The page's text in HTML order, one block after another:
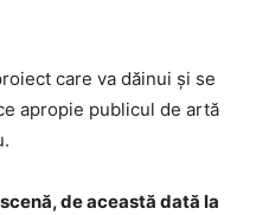
care va dăinui și se
apropie publicul de artă
de această dată la